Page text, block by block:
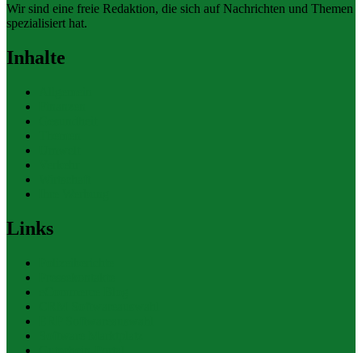
Wir sind eine freie Redaktion, die sich auf Nachrichten und Themen
spezialisiert hat.
Inhalte
Links